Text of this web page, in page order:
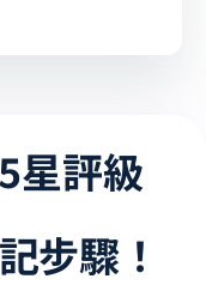
星評級
步驟！